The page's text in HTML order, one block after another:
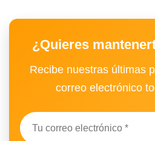
¿Quieres
Recibe nuestras últimas
correo electrónico